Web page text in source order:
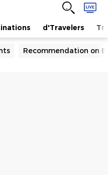
d'Travelers
Recommendation on